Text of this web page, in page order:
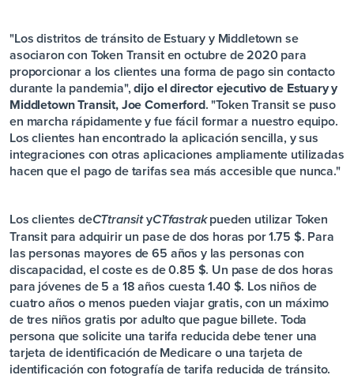
"Los distritos de tránsito de Estuary y Middletown se
asociaron con Token Transit en octubre de 2020 para
proporcionar a los clientes una forma de pago sin contacto
durante la pandemia",dijo el director ejecutivo de Estuary y
Middletown Transit, Joe Comerford. "Token Transit se puso
en marcha rápidamente y fue fácil formar a nuestro equipo.
Los clientes han encontrado la aplicación sencilla, y sus
integraciones con otras aplicaciones ampliamente utilizadas
hacen que el pago de tarifas sea más accesible que nunca."
Los clientes deCTtransityCTfastrakpueden utilizar Token
Transit para adquirir un pase de dos horas por 1.75 $. Para
las personas mayores de 65 años y las personas con
discapacidad, el coste es de 0.85 $. Un pase de dos horas
para jóvenes de 5 a 18 años cuesta 1.40 $. Los niños de
cuatro años o menos pueden viajar gratis, con un máximo
de tres niños gratis por adulto que pague billete. Toda
persona que solicite una tarifa reducida debe tener una
tarjeta de identificación de Medicare o una tarjeta de
identificación con fotografía de tarifa reducida de tránsito.